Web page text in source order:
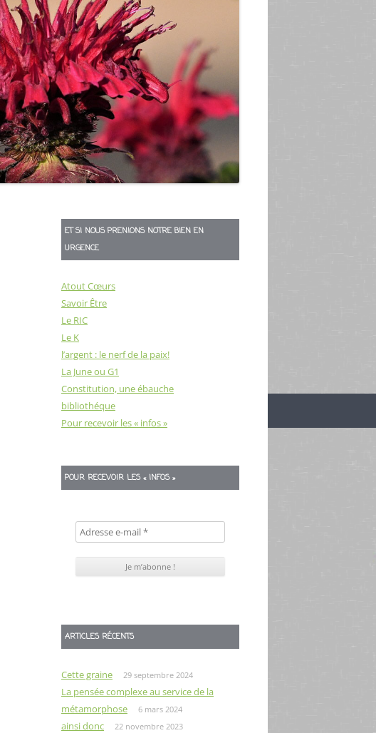
ET SI NOUS PRENIONS NOTRE BIEN EN
URGENCE
Atout Cœurs
Savoir Être
Le RIC
Le K
l’argent : le nerf de la paix!
La June ou G1
Constitution, une ébauche
bibliothéque
Pour recevoir les « infos »
POUR RECEVOIR LES « INFOS »
ARTICLES RÉCENTS
Cette graine 29 septembre 2024
La pensée complexe au service de la
métamorphose
6 mars 2024
ainsi donc 22 novembre 2023